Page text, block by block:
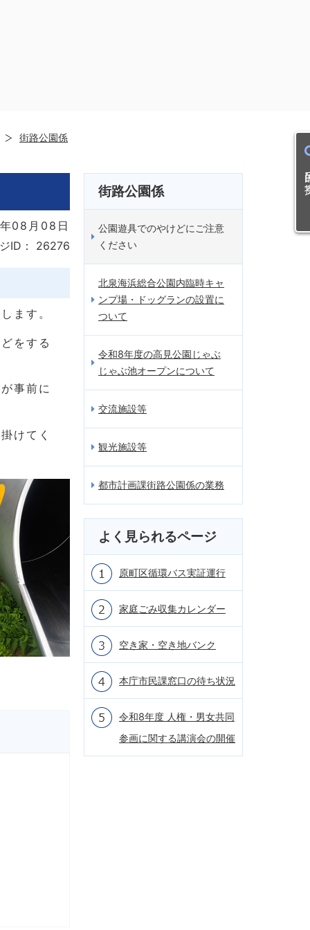
目
街路公園係
08月08日
ID：
26276
ます。
をする
事前に
けてく
街路公園係
公園遊具でのやけどにご注意
ください
北泉海浜総合公園内臨時キャ
ンプ場・ドッグランの設置に
ついて
令和8年度の高見公園じゃぶ
じゃぶ池オープンについて
交流施設等
観光施設等
都市計画課街路公園係の業務
よく見られるページ
原町区循環バス実証運行
家庭ごみ収集カレンダー
空き家・空き地バンク
本庁市民課窓口の待ち状況
令和8年度 人権・男女共同
参画に関する講演会の開催